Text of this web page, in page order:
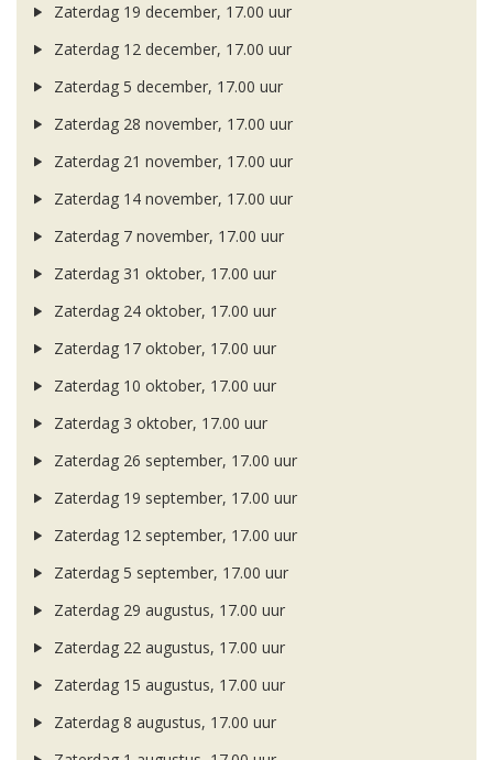
Zaterdag 19 december, 17.00 uur
Zaterdag 12 december, 17.00 uur
Zaterdag 5 december, 17.00 uur
Zaterdag 28 november, 17.00 uur
Zaterdag 21 november, 17.00 uur
Zaterdag 14 november, 17.00 uur
Zaterdag 7 november, 17.00 uur
Zaterdag 31 oktober, 17.00 uur
Zaterdag 24 oktober, 17.00 uur
Zaterdag 17 oktober, 17.00 uur
Zaterdag 10 oktober, 17.00 uur
Zaterdag 3 oktober, 17.00 uur
Zaterdag 26 september, 17.00 uur
Zaterdag 19 september, 17.00 uur
Zaterdag 12 september, 17.00 uur
Zaterdag 5 september, 17.00 uur
Zaterdag 29 augustus, 17.00 uur
Zaterdag 22 augustus, 17.00 uur
Zaterdag 15 augustus, 17.00 uur
Zaterdag 8 augustus, 17.00 uur